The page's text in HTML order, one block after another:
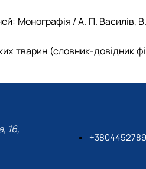
Монографія / А. П. Василів,
(словник-довідник
16,